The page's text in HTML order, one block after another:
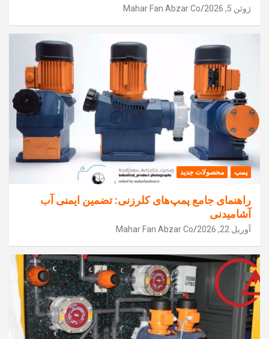
ژوئن 5, 2026 Mahar Fan Abzar Co
پمپ محصولات جدید
راهنمای جامع پمپ‌های کلرزنی: تضمین ایمنی آب
آشامیدنی
آوریل 22, 2026 Mahar Fan Abzar Co